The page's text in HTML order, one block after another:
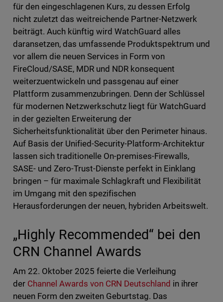
für den eingeschlagenen Kurs, zu dessen Erfolg
nicht zuletzt das weitreichende Partner-Netzwerk
beiträgt. Auch künftig wird WatchGuard alles
daransetzen, das umfassende Produktspektrum und
vor allem die neuen Services in Form von
FireCloud/SASE, MDR und NDR konsequent
weiterzuentwickeln und passgenau auf einer
Plattform zusammenzubringen. Denn der Schlüssel
für modernen Netzwerkschutz liegt für WatchGuard
in der gezielten Erweiterung der
Sicherheitsfunktionalität über den Perimeter hinaus.
Auf Basis der Unified-Security-Platform-Architektur
lassen sich traditionelle On-premises-Firewalls,
SASE- und Zero-Trust-Dienste perfekt in Einklang
bringen – für maximale Schlagkraft und Flexibilität
im Umgang mit den spezifischen
Herausforderungen der neuen, hybriden Arbeitswelt.
„Highly Recommended“ bei den
CRN Channel Awards
Am 22. Oktober 2025 feierte die Verleihung
der Channel Awards von CRN Deutschland in ihrer
neuen Form den zweiten Geburtstag. Das